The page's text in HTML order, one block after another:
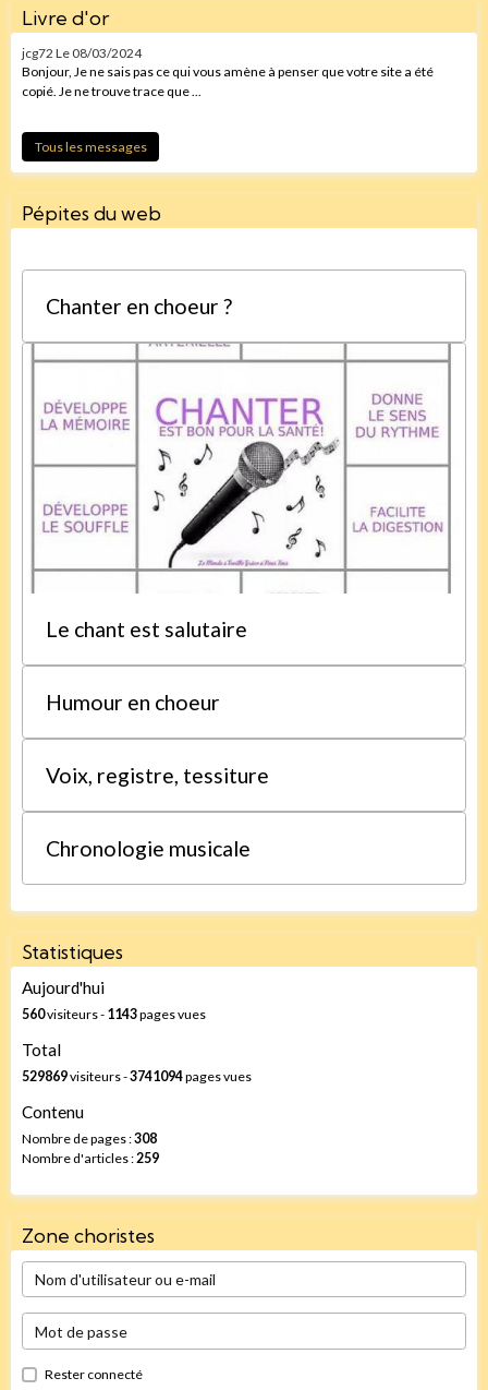
Livre d'or
jcg72 Le 08/03/2024
Bonjour, Je ne sais pas ce qui vous amène à penser que votre site a été
copié. Je ne trouve trace que ...
Tous les messages
Pépites du web
Chanter en choeur ?
Le chant est salutaire
Humour en choeur
Voix, registre, tessiture
Chronologie musicale
Statistiques
Aujourd'hui
560visiteurs - 1143pages vues
Total
529869visiteurs -3741094pages vues
Contenu
Nombre de pages :308
Nombre d'articles : 259
Zone choristes
Rester connecté